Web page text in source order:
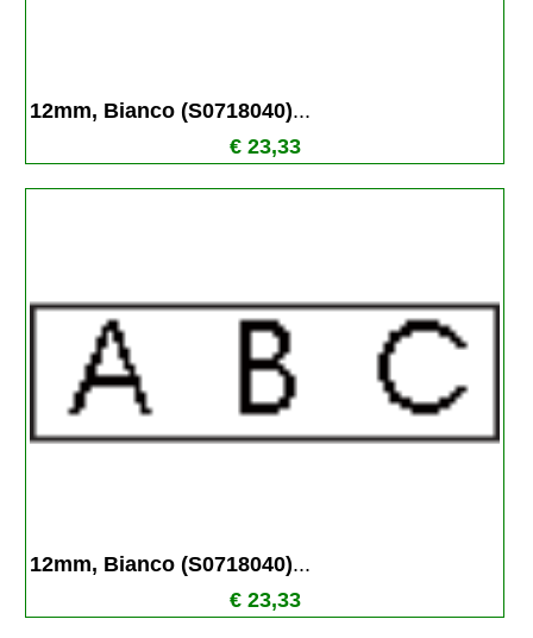
12mm, Bianco (S0718040)...
€ 23,33
12mm, Bianco (S0718040)...
€ 23,33